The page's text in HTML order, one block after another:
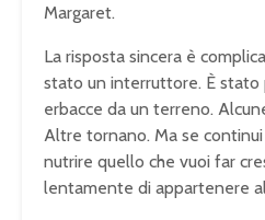
Margaret.
La risposta sincera è
stato un interruttore. È stato
erbacce da un terreno.
Altre tornano. Ma se
nutrire quello che vuoi far
lentamente di appartenere